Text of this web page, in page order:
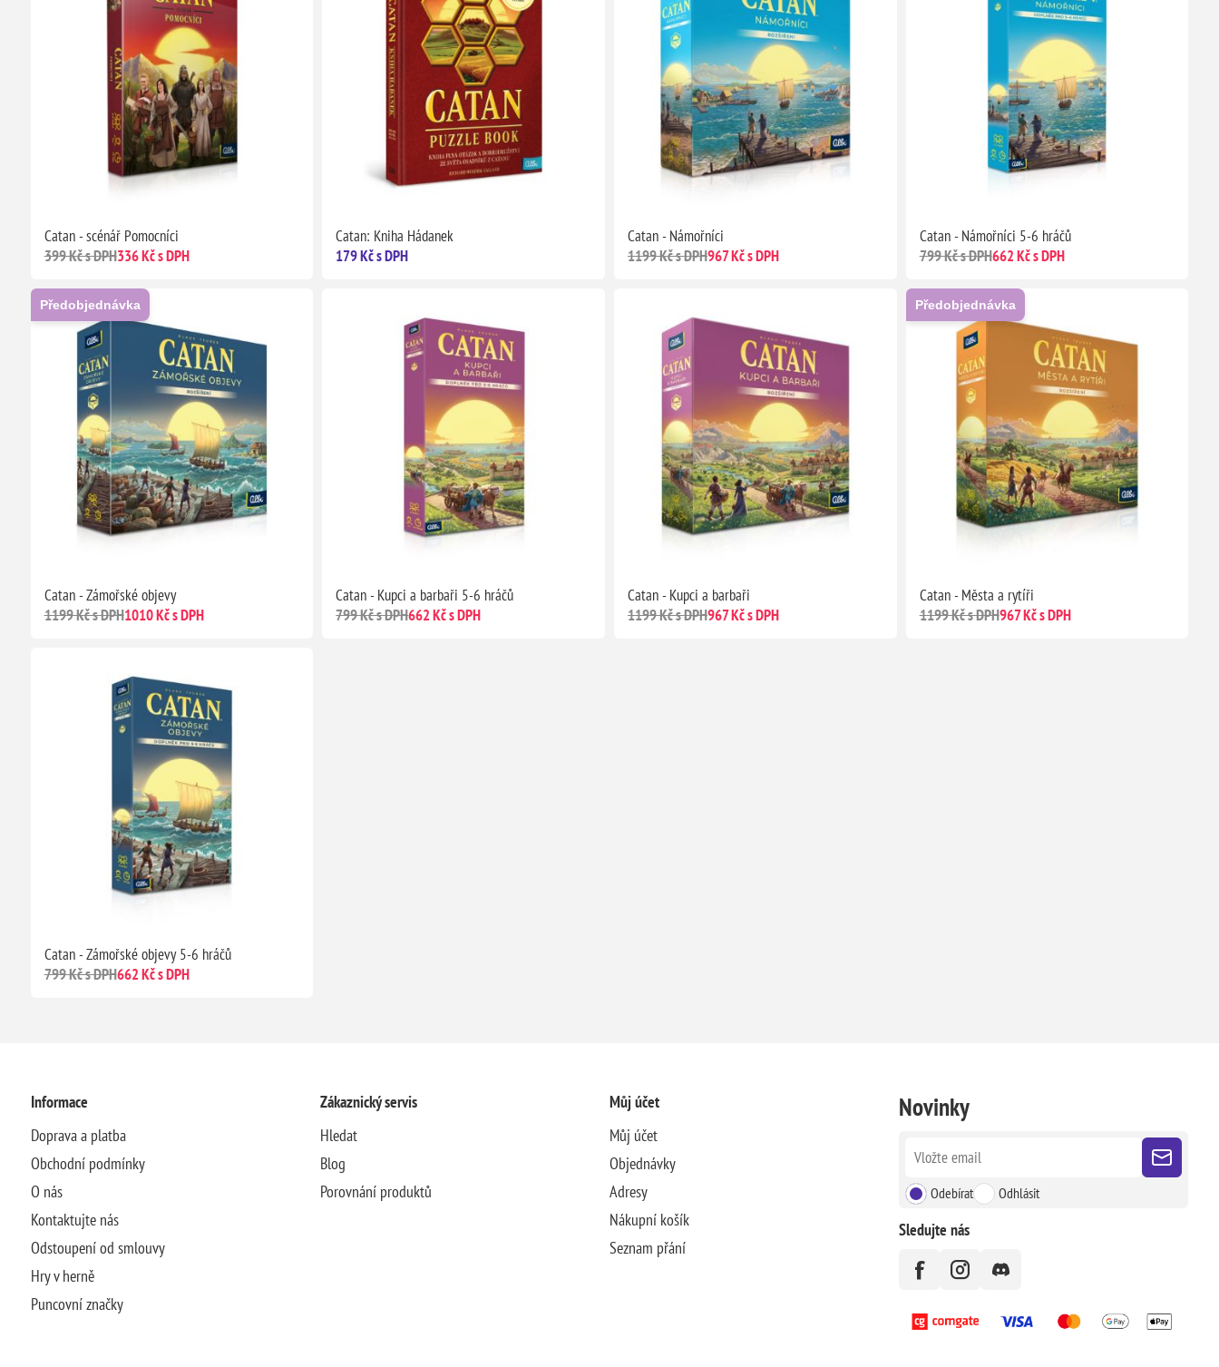
Catan - scénář Pomocníci
399 Kč s DPH336 Kč s DPH
Catan: Kniha Hádanek
179 Kč s DPH
Catan - Námořníci
1199 Kč s DPH967 Kč s DPH
Catan - Námořníci 5-6 hráčů
799 Kč s DPH662 Kč s DPH
Předobjednávka
Catan - Zámořské objevy
1199 Kč s DPH1010 Kč s DPH
Catan - Kupci a barbaři 5-6 hráčů
799 Kč s DPH662 Kč s DPH
Catan - Kupci a barbaři
1199 Kč s DPH967 Kč s DPH
Předobjednávka
Catan - Města a rytíři
1199 Kč s DPH967 Kč s DPH
Catan - Zámořské objevy 5-6 hráčů
799 Kč s DPH662 Kč s DPH
Informace
Doprava a platba
Obchodní podmínky
O nás
Kontaktujte nás
Odstoupení od smlouvy
Hry v herně
Puncovní značky
Zákaznický servis
Hledat
Blog
Porovnání produktů
Můj účet
Můj účet
Objednávky
Adresy
Nákupní košík
Seznam přání
Novinky
Odebírat Odhlásit
Sledujte nás